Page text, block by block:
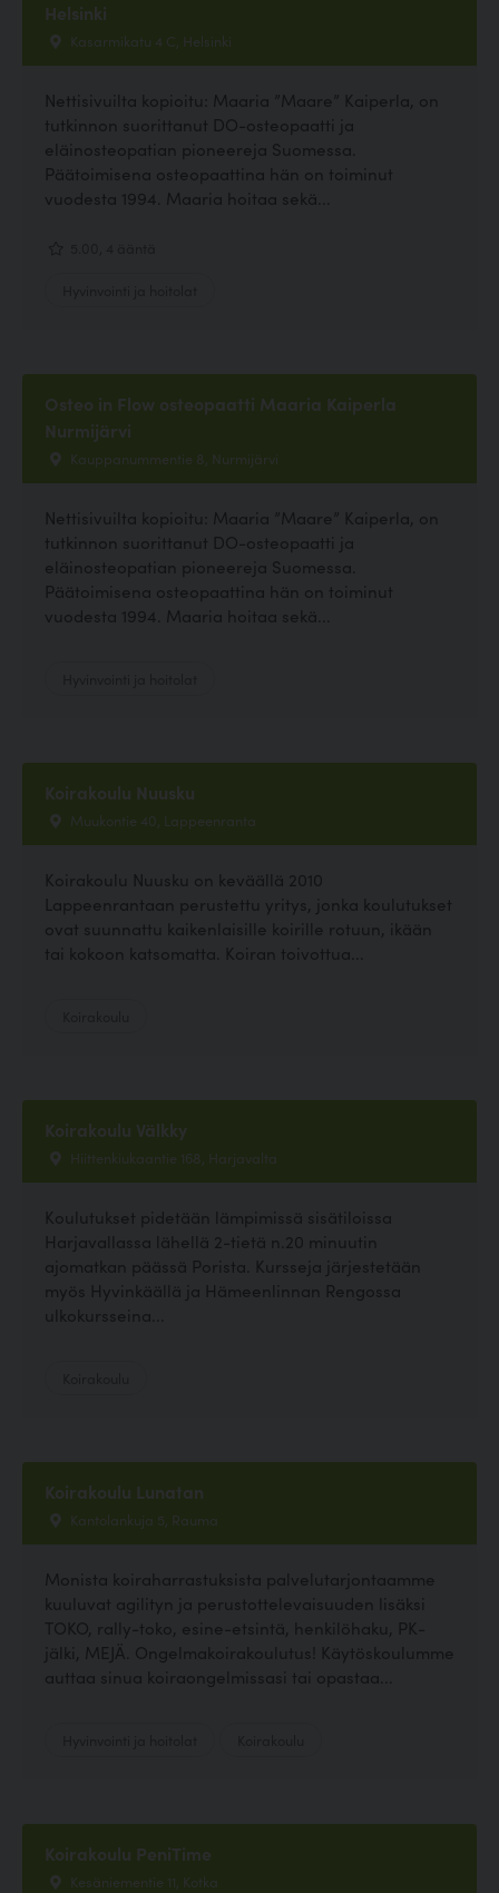
Helsinki
Kasarmikatu 4 C, Helsinki
Nettisivuilta kopioitu: Maaria ”Maare” Kaiperla, on
tutkinnon suorittanut DO-osteopaatti ja
eläinosteopatian pioneereja Suomessa.
Päätoimisena osteopaattina hän on toiminut
vuodesta 1994. Maaria hoitaa sekä...
Osteo in Flow osteopaatti Maaria Kaiperla
Nurmijärvi
Kauppanummentie 8, Nurmijärvi
Nettisivuilta kopioitu: Maaria ”Maare” Kaiperla, on
tutkinnon suorittanut DO-osteopaatti ja
eläinosteopatian pioneereja Suomessa.
Päätoimisena osteopaattina hän on toiminut
vuodesta 1994. Maaria hoitaa sekä...
Koirakoulu Nuusku
Muukontie 40, Lappeenranta
Koirakoulu Nuusku on keväällä 2010
Lappeenrantaan perustettu yritys, jonka koulutukset
ovat suunnattu kaikenlaisille koirille rotuun, ikään
tai kokoon katsomatta. Koiran toivottua...
Koirakoulu Välkky
Hiittenkiukaantie 168, Harjavalta
Koulutukset pidetään lämpimissä sisätiloissa
Harjavallassa lähellä 2-tietä n.20 minuutin
ajomatkan päässä Porista. Kursseja järjestetään
myös Hyvinkäällä ja Hämeenlinnan Rengossa
ulkokursseina...
Koirakoulu Lunatan
Kantolankuja 5, Rauma
Monista koiraharrastuksista palvelutarjontaamme
kuuluvat agilityn ja perustottelevaisuuden lisäksi
TOKO, rally-toko, esine-etsintä, henkilöhaku, PK-
jälki, MEJÄ. Ongelmakoirakoulutus! Käytöskoulumme
auttaa sinua koiraongelmissasi tai opastaa...
Koirakoulu PeniTime
Kesäniementie 11, Kotka